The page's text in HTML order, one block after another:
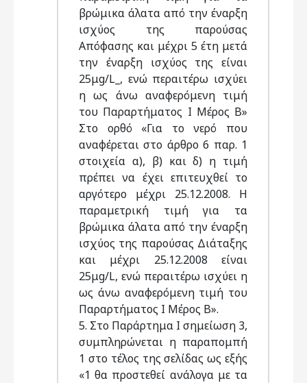
βρώμικα άλατα από την έναρξη
ισχύος της παρούσας
Απόφασης και μέχρι 5 έτη μετά
την έναρξη ισχύος της είναι
25μg/L_, ενώ περαιτέρω ισχύει
η ως άνω αναφερόμενη τιμή
του Παραρτήματος Ι Μέρος Β»
Στο ορθό «Για το νερό που
αναφέρεται στο άρθρο 6 παρ. 1
στοιχεία α), β) και δ) η τιμή
πρέπει να έχει επιτευχθεί το
αργότερο μέχρι 25.12.2008. Η
παραμετρική τιμή για τα
βρώμικα άλατα από την έναρξη
ισχύος της παρούσας Διάταξης
και μέχρι 25.12.2008 είναι
25μg/L, ενώ περαιτέρω ισχύει η
ως άνω αναφερόμενη τιμή του
Παραρτήματος Ι Μέρος Β».
5. Στο Παράρτημα Ι σημείωση 3,
συμπληρώνεται η παραπομπή
1 στο τέλος της σελίδας ως εξής
«1 θα προστεθεί ανάλογα με τα